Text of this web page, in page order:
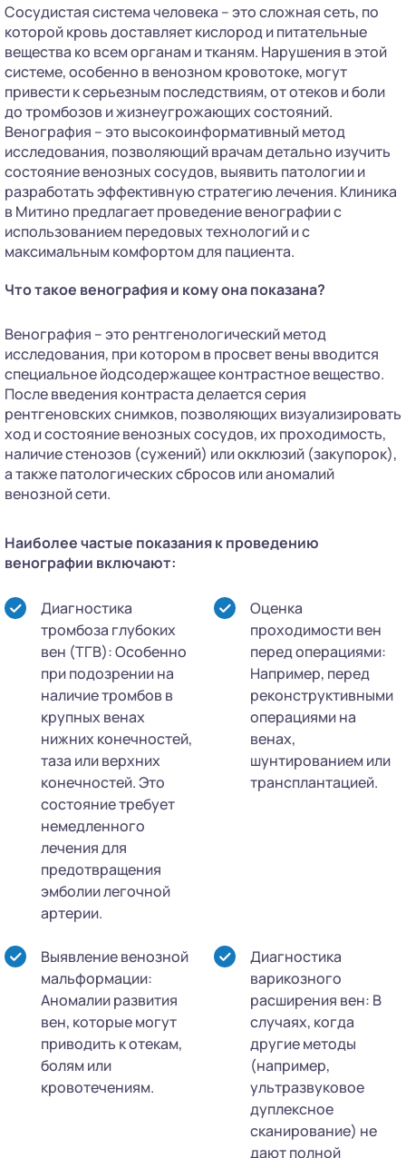
Сосудистая система человека – это сложная сеть, по
которой кровь доставляет кислород и питательные
вещества ко всем органам и тканям. Нарушения в этой
системе, особенно в венозном кровотоке, могут
привести к серьезным последствиям, от отеков и боли
до тромбозов и жизнеугрожающих состояний.
Венография – это высокоинформативный метод
исследования, позволяющий врачам детально изучить
состояние венозных сосудов, выявить патологии и
разработать эффективную стратегию лечения. Клиника
в Митино предлагает проведение венографии с
использованием передовых технологий и с
максимальным комфортом для пациента.
Что такое венография и кому она показана?
Венография – это рентгенологический метод
исследования, при котором в просвет вены вводится
специальное йодсодержащее контрастное вещество.
После введения контраста делается серия
рентгеновских снимков, позволяющих визуализировать
ход и состояние венозных сосудов, их проходимость,
наличие стенозов (сужений) или окклюзий (закупорок),
а также патологических сбросов или аномалий
венозной сети.
Наиболее частые показания к проведению
венографии включают:
Диагностика
тромбоза глубоких
вен (ТГВ): Особенно
при подозрении на
наличие тромбов в
крупных венах
нижних конечностей,
таза или верхних
конечностей. Это
состояние требует
немедленного
лечения для
предотвращения
эмболии легочной
артерии.
Оценка
проходимости вен
перед операциями:
Например, перед
реконструктивными
операциями на
венах,
шунтированием или
трансплантацией.
Выявление венозной
мальформации:
Аномалии развития
вен, которые могут
приводить к отекам,
болям или
кровотечениям.
Диагностика
варикозного
расширения вен: В
случаях, когда
другие методы
(например,
ультразвуковое
дуплексное
сканирование) не
дают полной